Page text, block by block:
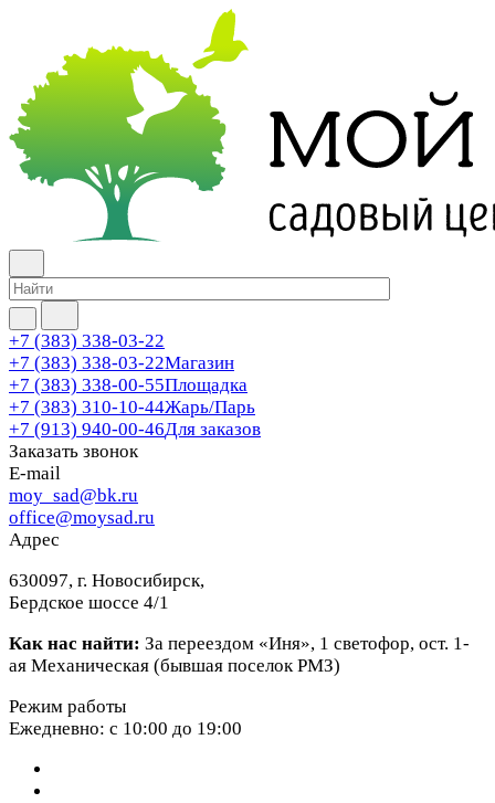
+7 (383) 338-03-22
+7 (383) 338-03-22Магазин
+7 (383) 338-00-55Площадка
+7 (383) 310-10-44Жарь/Парь
+7 (913) 940-00-46Для заказов
Заказать звонок
E-mail
moy_sad@bk.ru
office@moysad.ru
Адрес
630097, г. Новосибирск,
Бердское шоссе 4/1
Как нас найти: За переездом «Иня», 1 светофор, ост. 1-
ая Механическая (бывшая поселок РМЗ)
Режим работы
Ежедневно: с 10:00 до 19:00